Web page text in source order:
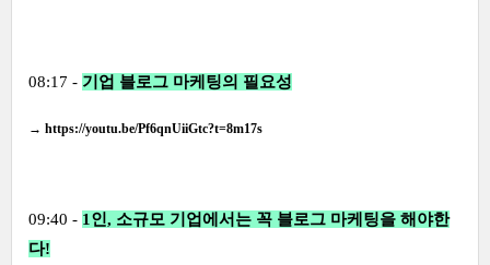
08:17 - 기업 블로그 마케팅의 필요성
→ https://youtu.be/Pf6qnUiiGtc?t=8m17s
09:40 - 1인, 소규모 기업에서는 꼭 블로그 마케팅을 해야한
다!